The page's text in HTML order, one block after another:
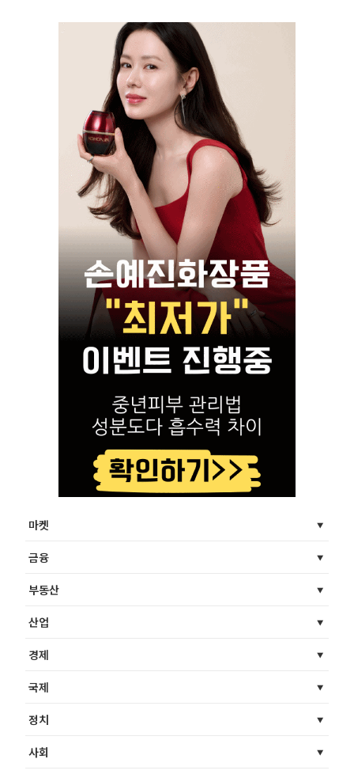
마켓
금융
부동산
산업
경제
국제
정치
사회